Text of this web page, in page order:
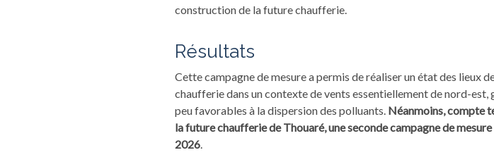
construction de la future chaufferie.
Résultats
Cette campagne de mesure a permis de réaliser un état des lieux
chaufferie dans un contexte de vents essentiellement de nord-
peu favorables à la dispersion des polluants. Néanmoins, compte
la future chaufferie de Thouaré, une seconde campagne de
2026.